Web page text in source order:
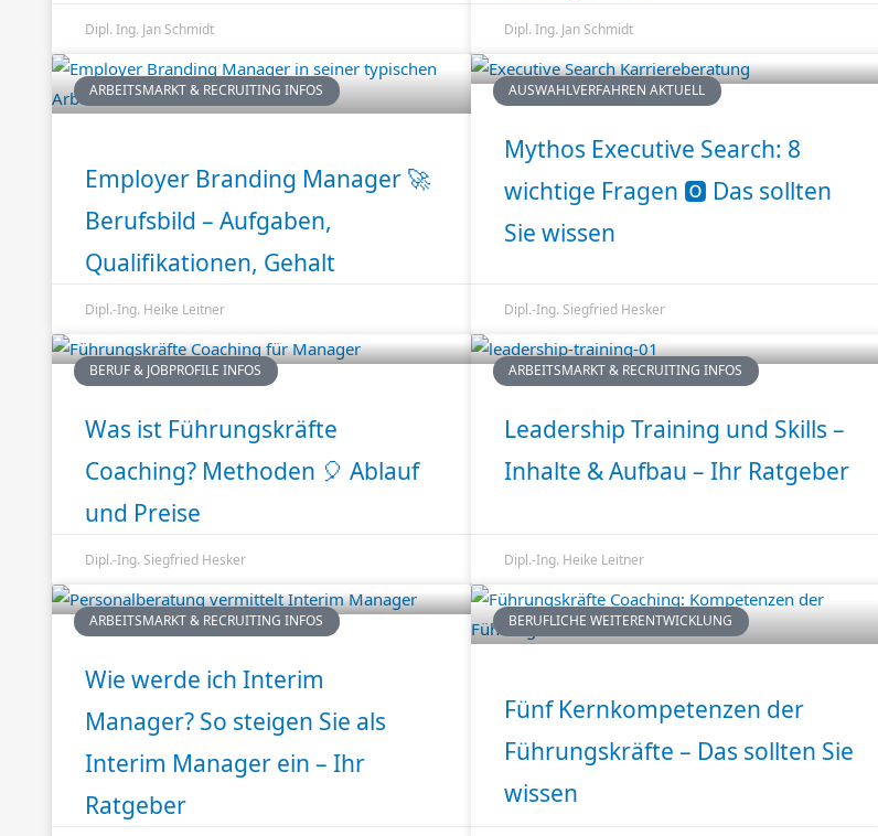
Dipl. Ing. Jan Schmidt Dipl. Ing. Jan Schmidt
ARBEITSMARKT & RECRUITING INFOS
Employer Branding Manager 🚀
Berufsbild – Aufgaben,
Qualifikationen, Gehalt
Dipl.-Ing. Heike Leitner
AUSWAHLVERFAHREN AKTUELL
Mythos Executive Search: 8
wichtige Fragen 🅾️ Das sollten
Sie wissen
Dipl.-Ing. Siegfried Hesker
BERUF & JOBPROFILE INFOS
Was ist Führungskräfte
Coaching? Methoden 🎈 Ablauf
und Preise
Dipl.-Ing. Siegfried Hesker
ARBEITSMARKT & RECRUITING INFOS
Leadership Training und Skills –
Inhalte & Aufbau – Ihr Ratgeber
Dipl.-Ing. Heike Leitner
ARBEITSMARKT & RECRUITING INFOS
Wie werde ich Interim
Manager? So steigen Sie als
Interim Manager ein – Ihr
Ratgeber
BERUFLICHE WEITERENTWICKLUNG
Fünf Kernkompetenzen der
Führungskräfte – Das sollten Sie
wissen